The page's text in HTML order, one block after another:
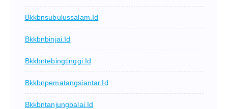
Bkkbnsubulussalam.id
Bkkbnbinjai.id
Bkkbntebingtinggi.id
Bkkbnpematangsiantar.id
Bkkbntanjungbalai.id